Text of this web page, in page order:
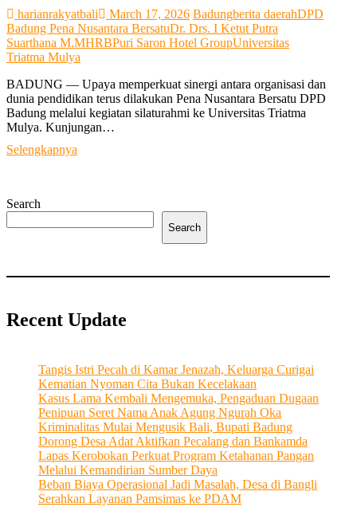
harianrakyatbali March 17, 2026 Badungberita daerahDPD
Badung Pena Nusantara BersatuDr. Drs. I Ketut Putra
Suarthana M.MHRBPuri Saron Hotel GroupUniversitas
Triatma Mulya
BADUNG — Upaya memperkuat sinergi antara organisasi dan
dunia pendidikan terus dilakukan Pena Nusantara Bersatu DPD
Badung melalui kegiatan silaturahmi ke Universitas Triatma
Mulya. Kunjungan…
Selengkapnya
Sinergi
Triatma
Search
Search
Recent Update
Tangis Istri Pecah di Kamar Jenazah, Keluarga Curigai
Kematian Nyoman Cita Bukan Kecelakaan
Kasus Lama Kembali Mengemuka, Pengaduan Dugaan
Penipuan Seret Nama Anak Agung Ngurah Oka
Kriminalitas Mulai Mengusik Bali, Bupati Badung
Dorong Desa Adat Aktifkan Pecalang dan Bankamda
Lapas Kerobokan Perkuat Program Ketahanan Pangan
Melalui Kemandirian Sumber Daya
Beban Biaya Operasional Jadi Masalah, Desa di Bangli
Serahkan Layanan Pamsimas ke PDAM